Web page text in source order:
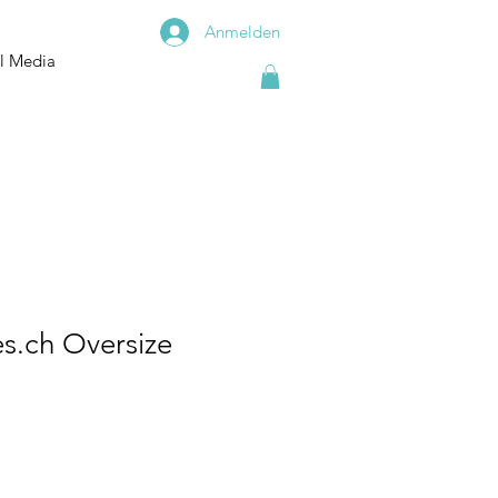
Media
Anmelden
Oversize